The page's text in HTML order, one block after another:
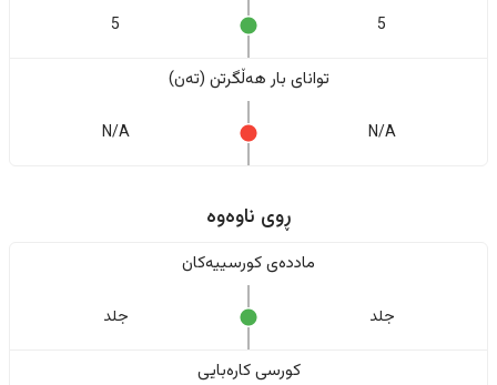
5
5
تواناى بار هەڵگرتن (تەن)
N/A
N/A
ڕوی ناوەوە
ماددەی کورسییەکان
جلد جلد
کورسی کارەبایی